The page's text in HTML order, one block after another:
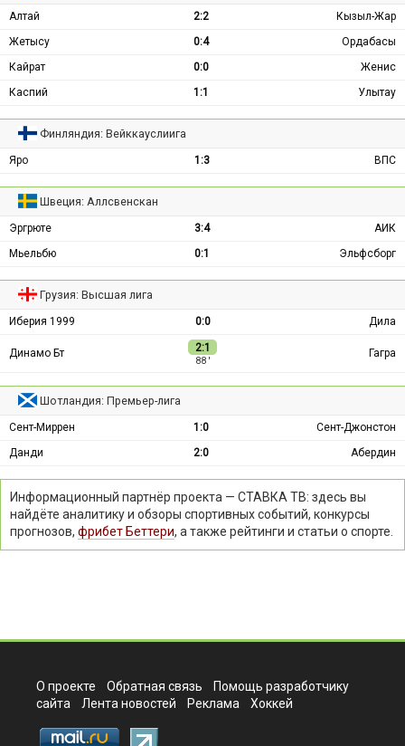
Алтай 2:2
Кызыл-Жар
Жетысу
0:4
Ордабасы
Кайрат
0:0
Женис
Каспий
1:1 Улытау
Финляндия: Вейккауслиига
Яро 1:3 ВПС
Швеция: Аллсвенскан
Эргрюте 3:4
АИК
Мьельбю
0:1 Эльфсборг
Грузия: Высшая лига
Иберия 1999 0:0 Дила
Динамо Бт 2:1
88 ′
Гагра
Шотландия: Премьер-лига
Сент-Миррен 1:0
Сент-Джонстон
Данди
2:0 Абердин
Информационный партнёр проекта — СТАВКА ТВ: здесь вы
найдёте аналитику и обзоры спортивных событий, конкурсы
прогнозов, фрибет Беттери, а также рейтинги и статьи о спорте.
О проекте Обратная связь
Помощь разработчику
сайта
Лента новостей Реклама Хоккей